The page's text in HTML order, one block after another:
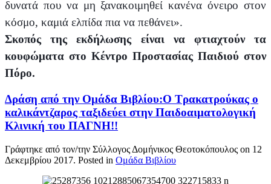
δυνατά που να μη ξανακοιμηθεί κανένα όνειρο στον
κόσμο, καμιά ελπίδα πια να πεθάνει».
Σκοπός της εκδήλωσης είναι να φτιαχτούν τα
κουφώματα στο Κέντρο Προστασίας Παιδιού στον
Πόρο.
Δράση από την Ομάδα Βιβλίου:Ο Τρακατρούκας ο
καλικάντζαρος ταξιδεύει στην Παιδοαιματολογική
Κλινική του ΠΑΓΝΗ!!
Γράφτηκε από τον/την Σύλλογος Δομήνικος Θεοτοκόπουλος on 12
Δεκεμβρίου 2017. Posted in Ομάδα Βιβλίου